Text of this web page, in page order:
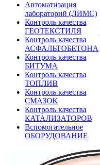
Автоматизация
лабораторий (ЛИМС)
Контроль качества
ГЕОТЕКСТИЛЯ
Контроль качества
АСФАЛЬТОБЕТОНА
Контроль качества
БИТУМА
Контроль качества
ТОПЛИВ
Контроль качества
СМАЗОК
Контроль качества
КАТАЛИЗАТОРОВ
Вспомогательное
ОБОРУДОВАНИЕ